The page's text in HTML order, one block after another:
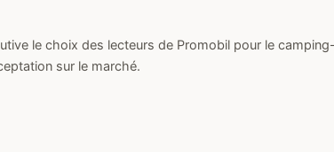
le choix des lecteurs de Promobil pour le
sur le marché.